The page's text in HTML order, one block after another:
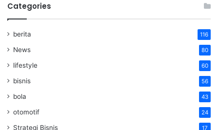
Categories
berita 116
News 80
lifestyle 60
bisnis 56
bola 43
otomotif 24
Strategi Bisnis 17